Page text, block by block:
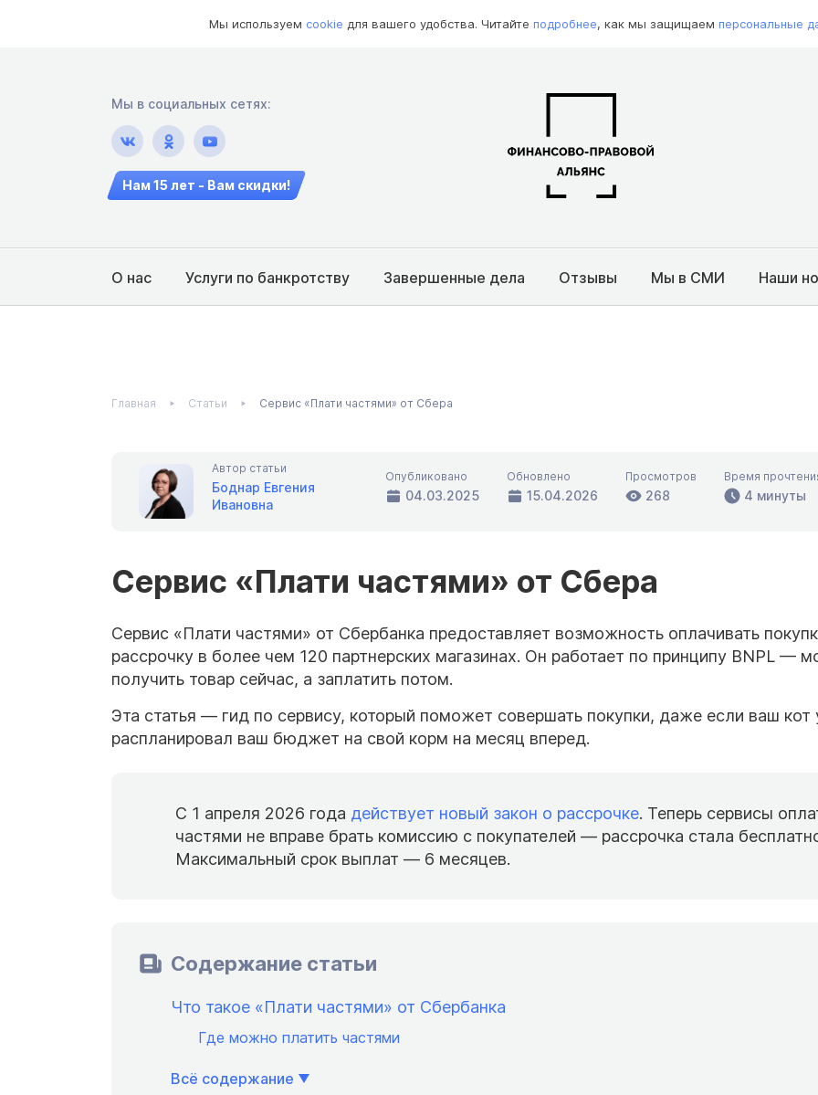
Мы используем cookie для вашего удобства. Читайте подробнее, как мы защищаем персональные
Мы в социальных сетях:
Нам 15 лет - Вам скидки!
О нас Услуги по банкротству Завершенные дела Отзывы Мы в СМИ Наши
Главная Статьи Сервис «Плати частями» от Сбера
Автор статьи
Боднар Евгения
Ивановна
Опубликовано
04.03.2025
Обновлено
15.04.2026
Просмотров
268
Время
4 минуты
Сервис «Плати частями» от Сбера
Сервис «Плати частями» от Сбербанка предоставляет возможность оплачивать
рассрочку в более чем 120 партнерских магазинах. Он работает по принципу BNPL —
получить товар сейчас, а заплатить потом.
Эта статья — гид по сервису, который поможет совершать покупки, даже если ваш кот
распланировал ваш бюджет на свой корм на месяц вперед.
С 1 апреля 2026 года действует новый закон о рассрочке. Теперь сервисы
частями не вправе брать комиссию с покупателей — рассрочка стала
Максимальный срок выплат — 6 месяцев.
Содержание статьи
Что такое «Плати частями» от Сбербанка
Где можно платить частями
Всё содержание